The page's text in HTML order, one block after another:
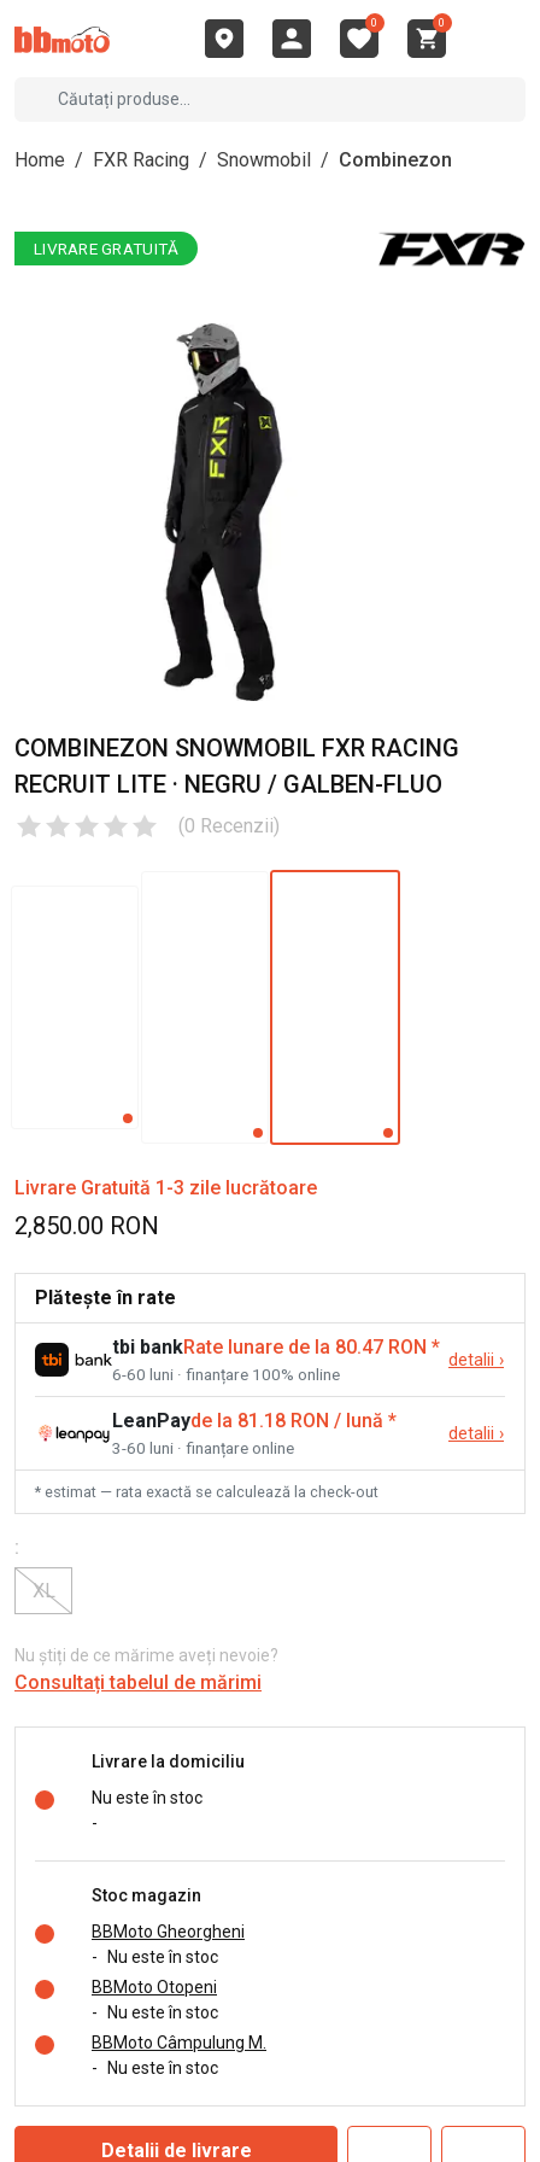
0 0
Home / FXR Racing / Snowmobil / Combinezon
LIVRARE GRATUITĂ
COMBINEZON SNOWMOBIL FXR RACING
RECRUIT LITE · NEGRU / GALBEN-FLUO
(0 Recenzii)
Livrare Gratuită 1-3 zile lucrătoare
2,850.00 RON
Plătește în rate
tbi bankRate lunare de la 80.47 RON *
6-60 luni · finanțare 100% online
detalii ›
LeanPayde la 81.18 RON / lună *
3-60 luni · finanțare online
detalii ›
* estimat — rata exactă se calculează la check-out
:
XL
Nu știți de ce mărime aveți nevoie?
Consultați tabelul de mărimi
Livrare la domiciliu
Nu este în stoc
-
Stoc magazin
BBMoto Gheorgheni
-
Nu este în stoc
BBMoto Otopeni
-
Nu este în stoc
BBMoto Câmpulung M.
-
Nu este în stoc
Detalii de livrare